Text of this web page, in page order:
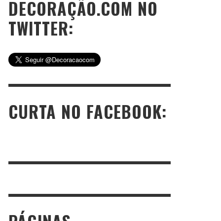
DECORAÇÃO.COM NO
TWITTER:
CURTA NO FACEBOOK: